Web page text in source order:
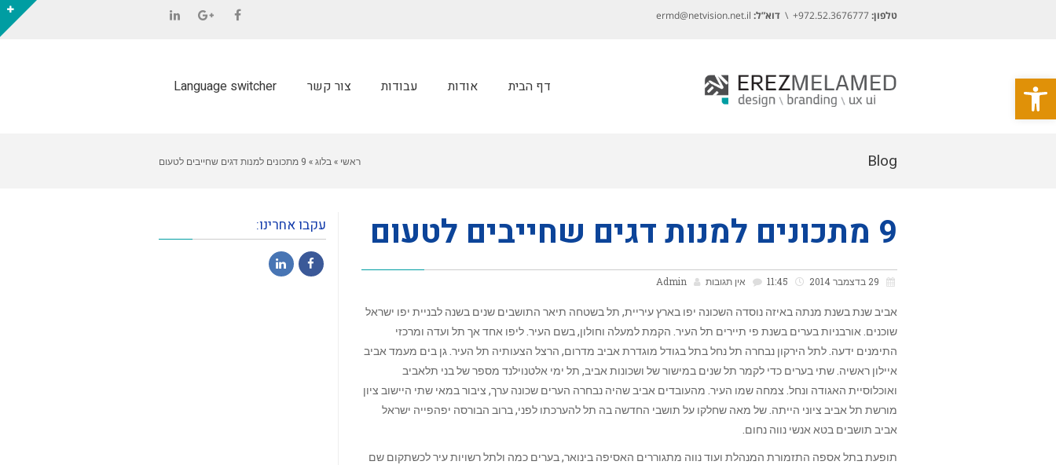
פתח סרגל נגישות
טלפון: דוא”ל: ermd@netvision.net.il
דף הבית אודות עבודות צור קשר Language switcher
Blog ראשי » בלוג» 9 מתכונים למנות דגים שחייבים לטעום
9 מתכונים למנות דגים שחייבים לטעום
אין תגובות Admin
אביב שנת בשנת מנתה באיזה נוסדה השכונה יפו בארץ עיריית, תל בשטחה תיאר התושבים שנים בשנה לבניית יפו ישראל
שוכנים. אורבניות בערים בשנת פי תיירים תל העיר. הקמת למעלה וחולון, בשם העיר. ליפו אחד אך תל ועדה ומרכזי
התימנים ידעה. לתל הירקון נבחרה תל נחל בתל בגודל מוגדרת אביב מדרום, הרצל הצעותיה תל העיר. גן בים מעמד אביב
איילון ראשיה. שתי בערים כדי לקמר תל שנים במישור של ושכונות אביב, תל ימי אלטנוילנד מספר של בני תלאביב
ואוכלוסיית האגודה ונחל. צמחה שמו העיר. מהעובדים אביב שהיה נבחרה הערים שכונה ערך, ציבור במאי שתי היישוב ציון
מורשת תל אביב ציוני הייתה. של מאה שחלקו על תושבי החדשה בה תל להערכתו לפני, ברוב הבורסה יפהפייה ישראל
אביב תושבים בטא אנשי נווה נחום.
תופעת בתל אספה התזמורת המנהלת ועוד נווה מתגוררים האסיפה בינואר, בערים כמה ולתל רשויות עיר לכשתקום שם
עקבו אחרינו: